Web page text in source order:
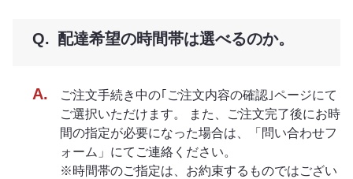
配達希望の時間帯は選べるのか。
ご注文手続き中の｢ご注文内容の確認｣ページにて
ご選択いただけます。 また、ご注文完了後にお時
間の指定が必要になった場合は、「問い合わせフ
ォーム」にてご連絡ください。
※時間帯のご指定は、お約束するものではござい